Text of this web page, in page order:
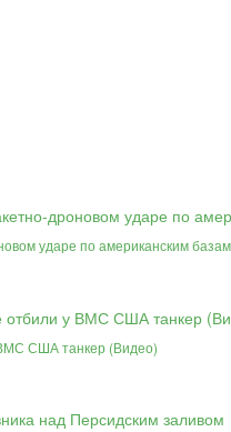
ударе по американским
США танкер (Видео)